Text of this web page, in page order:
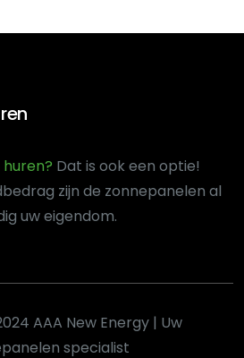
Dat is ook een optie!
zijn de zonnepanelen al
uw eigendom.
AAA New Energy | Uw
specialist